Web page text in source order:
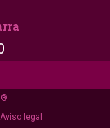
Aviso legal